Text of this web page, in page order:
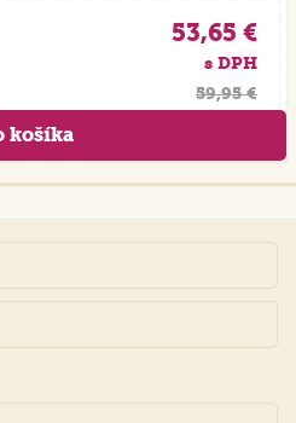
53,65 €
s DPH
59,95 €